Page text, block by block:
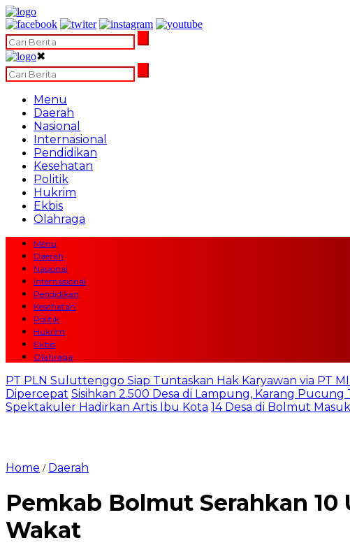
✖
Menu
Daerah
Nasional
Internasional
Pendidikan
Kesehatan
Politik
Hukrim
Ekbis
Olahraga
Menu
Daerah
Nasional
Internasional
Pendidikan
Kesehatan
Politik
Hukrim
Ekbis
Olahraga
PT PLN Suluttenggo Siap Tuntaskan Hak Karyawan via PT
Dipercepat Sisihkan 2.500 Desa di Lampung, Karang Pucung
Spektakuler Hadirkan Artis Ibu Kota 14 Desa di Bolmut
Home / Daerah
Pemkab Bolmut Serahkan
Wakat